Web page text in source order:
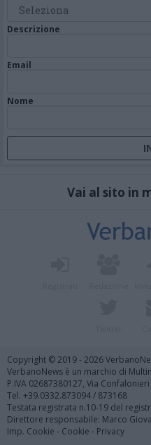
Descrizione
Email
Nome
Vai al sito in
Copyright © 2019 - 2026
VerbanoNews è un marchio di
P.IVA 02687380127, Via
Tel. +39.0332.873094 / 873168
Testata registrata n.10-19 del
Direttore responsabile: Marco
Imp. Cookie - Cookie - Privacy